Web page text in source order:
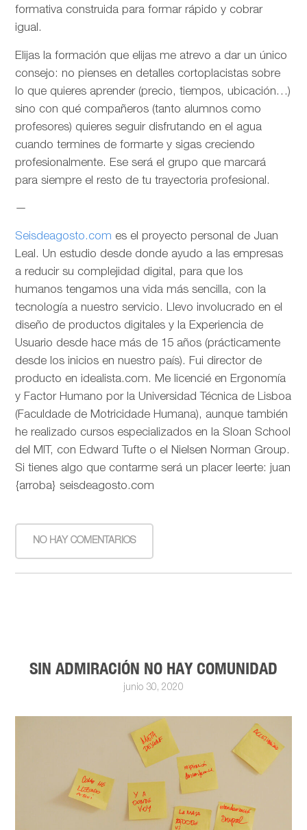
formativa construida para formar rápido y cobrar
igual.
Elijas la formación que elijas me atrevo a dar un único
consejo: no pienses en detalles cortoplacistas sobre
lo que quieres aprender (precio, tiempos, ubicación…)
sino con qué compañeros (tanto alumnos como
profesores) quieres seguir disfrutando en el agua
cuando termines de formarte y sigas creciendo
profesionalmente. Ese será el grupo que marcará
para siempre el resto de tu trayectoria profesional.
—
Seisdeagosto.com es el proyecto personal de Juan
Leal. Un estudio desde donde ayudo a las empresas
a reducir su complejidad digital, para que los
humanos tengamos una vida más sencilla, con la
tecnología a nuestro servicio. Llevo involucrado en el
diseño de productos digitales y la Experiencia de
Usuario desde hace más de 15 años (prácticamente
desde los inicios en nuestro país). Fui director de
producto en idealista.com. Me licencié en Ergonomía
y Factor Humano por la Universidad Técnica de Lisboa
(Faculdade de Motricidade Humana), aunque también
he realizado cursos especializados en la Sloan School
del MIT, con Edward Tufte o el Nielsen Norman Group.
Si tienes algo que contarme será un placer leerte: juan
{arroba} seisdeagosto.com
NO HAY COMENTARIOS
SIN ADMIRACIÓN NO HAY COMUNIDAD
junio 30, 2020